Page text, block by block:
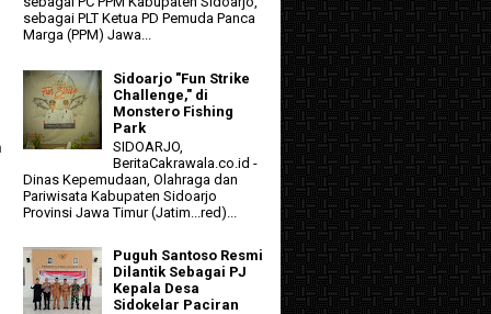
sebagai PLT Ketua PD Pemuda Panca
Marga (PPM) Jawa...
Sidoarjo "Fun Strike
Challenge," di
Monstero Fishing
Park
SIDOARJO,
BeritaCakrawala.co.id -
Dinas Kepemudaan, Olahraga dan
Pariwisata Kabupaten Sidoarjo
Provinsi Jawa Timur (Jatim...red)...
Puguh Santoso Resmi
Dilantik Sebagai PJ
Kepala Desa
Sidokelar Paciran